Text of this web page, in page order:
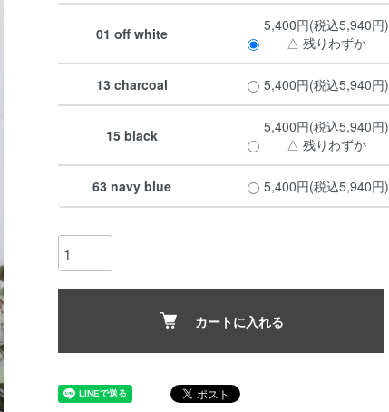
01 off white
5,400円(税込5,940円)
△ 残りわずか
13 charcoal 5,400円(税込5,940円)
15 black
5,400円(税込5,940円)
△ 残りわずか
63 navy blue 5,400円(税込5,940円)
カートに入れる